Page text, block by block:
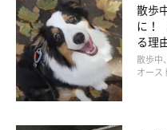
いぬのきもち投稿写真ギャラリー
夏の暑い日などに、犬が水
ることもあります。「なぜそ
散歩
に！
る理
散歩中
オース